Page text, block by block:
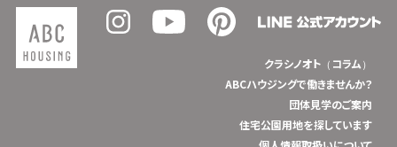
クラシノオト（コラム）
ABCハウジングで働きませんか？
団体見学のご案内
住宅公園用地を探しています